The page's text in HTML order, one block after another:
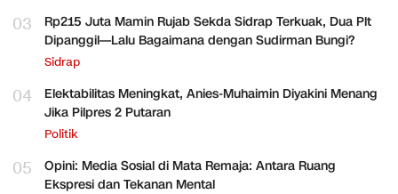
03
Rp215 Juta Mamin Rujab Sekda Sidrap Terkuak, Dua Plt
Dipanggil—Lalu Bagaimana dengan Sudirman Bungi?
Sidrap
04
Elektabilitas Meningkat, Anies-Muhaimin Diyakini Menang
Jika Pilpres 2 Putaran
Politik
05
Opini: Media Sosial di Mata Remaja: Antara Ruang
Ekspresi dan Tekanan Mental